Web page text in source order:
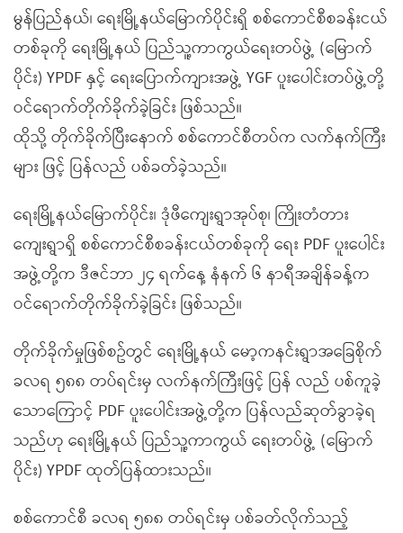
မွန်ပြည်နယ်၊ ရေးမြို့နယ်မြောက်ပိုင်းရှိ စစ်ကောင်စီစခန်းငယ်
တစ်ခုကို ရေးမြို့နယ် ပြည်သူ့ကာကွယ်ရေးတပ်ဖွဲ့ (မြောက်
ပိုင်း) YPDF နှင့် ရေးပြောက်ကျားအဖွဲ့ YGF ပူးပေါင်းတပ်ဖွဲ့တို့
ဝင်ရောက်တိုက်ခိုက်ခဲ့ခြင်း ဖြစ်သည်။
ထိုသို့ တိုက်ခိုက်ပြီးနောက် စစ်ကောင်စီတပ်က လက်နက်ကြီး
များ ဖြင့် ပြန်လည် ပစ်ခတ်ခဲ့သည်။
ရေးမြို့နယ်မြောက်ပိုင်း၊ ဒုံဖီကျေးရွာအုပ်စု၊ ကြိုးတံတား
ကျေးရွာရှိ စစ်ကောင်စီစခန်းငယ်တစ်ခုကို ရေး PDF ပူးပေါင်း
အဖွဲ့တို့က ဒီဇင်ဘာ ၂၄ ရက်နေ့ နံနက် ၆ နာရီအချိန်ခန့်က
ဝင်ရောက်တိုက်ခိုက်ခဲ့ခြင်း ဖြစ်သည်။
တိုက်ခိုက်မှုဖြစ်စဥ်တွင် ရေးမြို့နယ် မော့ကနင်းရွာအခြေစိုက်
ခလရ ၅၈၈ တပ်ရင်းမှ လက်နက်ကြီးဖြင့် ပြန် လည် ပစ်ကူခဲ့
သောကြောင့် PDF ပူးပေါင်းအဖွဲ့တို့က ပြန်လည်ဆုတ်ခွာခဲ့ရ
သည်ဟု ရေးမြို့နယ် ပြည်သူ့ကာကွယ် ရေးတပ်ဖွဲ့ (မြောက်
ပိုင်း) YPDF ထုတ်ပြန်ထားသည်။
စစ်ကောင်စီ ခလရ ၅၈၈ တပ်ရင်းမှ ပစ်ခတ်လိုက်သည့်